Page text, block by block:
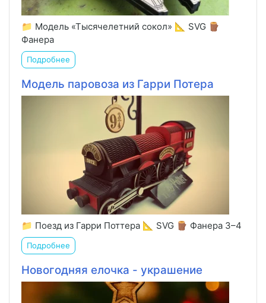
📁 Модель «Тысячелетний сокол» 📐 SVG 🪵
Фанера
Подробнее
Модель паровоза из Гарри Потера
📁 Поезд из Гарри Поттера 📐 SVG 🪵 Фанера 3–4
Подробнее
Новогодняя елочка - украшение